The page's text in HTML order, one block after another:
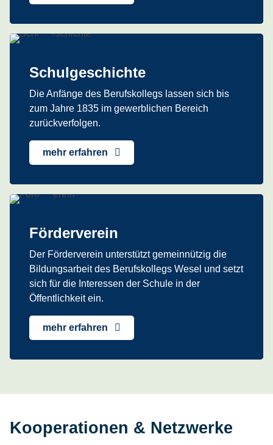
Schulgeschichte
Die Anfänge des Berufskollegs lassen sich bis
zum Jahre 1835 im gewerblichen Bereich
zurückverfolgen.
mehr erfahren
Förderverein
Der Förderverein unterstützt gemeinnützig die
Bildungsarbeit des Berufskollegs Wesel und setzt
sich für die Interessen der Schule in der
Öffentlichkeit ein.
mehr erfahren
Kooperationen & Netzwerke